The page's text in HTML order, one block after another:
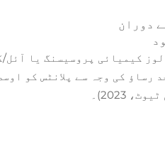
دوران
کیمیائی پروسیسنگ یا
2023)۔